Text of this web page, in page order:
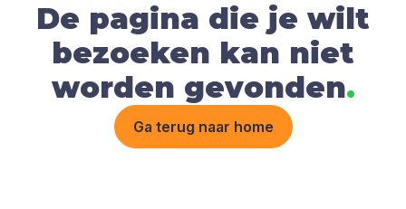
De pagina die je wilt
bezoeken kan niet
worden gevonden.
Ga terug naar home